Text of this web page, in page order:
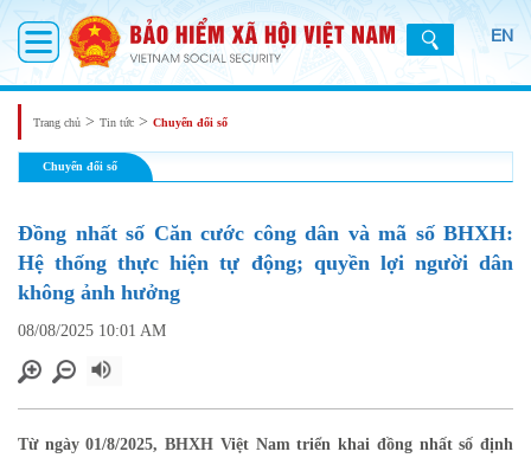
EN
Trang chủ > Tin tức > Chuyển đổi số
Chuyển đổi số
Đồng nhất số Căn cước công dân và mã số BHXH:
Hệ thống thực hiện tự động; quyền lợi người dân
không ảnh hưởng
08/08/2025 10:01 AM
Từ ngày 01/8/2025, BHXH Việt Nam triển khai đồng nhất số định